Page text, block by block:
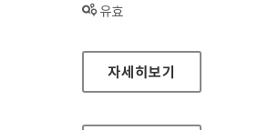
상태 :
유효
방송문화진흥회
자세히보기